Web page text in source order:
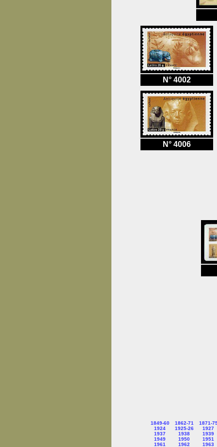
N° 4002
N° 4006
1849-60 1862-71
1871-
1924
1925-26
1927
1937
1938
1939
1949
1950
1951
1961
1962
1963